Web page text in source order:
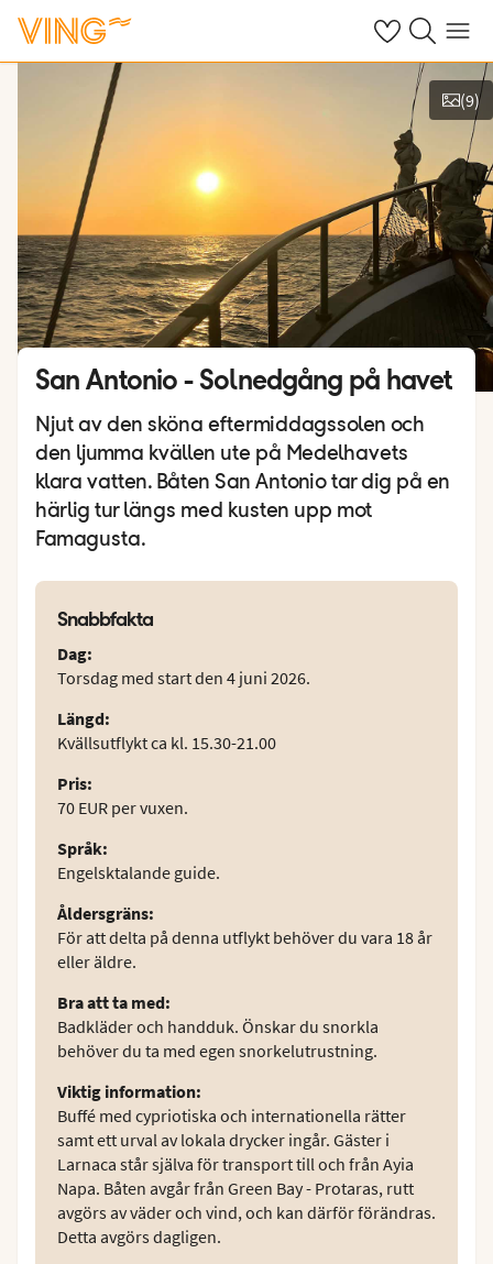
Se dinaSök på ving.se
Meny
Se bilder
(9)
San Antonio - Solnedgång på havet
Njut av den sköna eftermiddagssolen och
den ljumma kvällen ute på Medelhavets
klara vatten. Båten San Antonio tar dig på en
härlig tur längs med kusten upp mot
Famagusta.
Snabbfakta
Dag:
Torsdag med start den 4 juni 2026.
Längd:
Kvällsutflykt ca kl. 15.30-21.00
Pris:
70 EUR per vuxen.
Språk:
Engelsktalande guide.
Åldersgräns:
För att delta på denna utflykt behöver du vara 18 år
eller äldre.
Bra att ta med:
Badkläder och handduk. Önskar du snorkla
behöver du ta med egen snorkelutrustning.
Viktig information:
Buffé med cypriotiska och internationella rätter
samt ett urval av lokala drycker ingår. Gäster i
Larnaca står själva för transport till och från Ayia
Napa. Båten avgår från Green Bay - Protaras, rutt
avgörs av väder och vind, och kan därför förändras.
Detta avgörs dagligen.